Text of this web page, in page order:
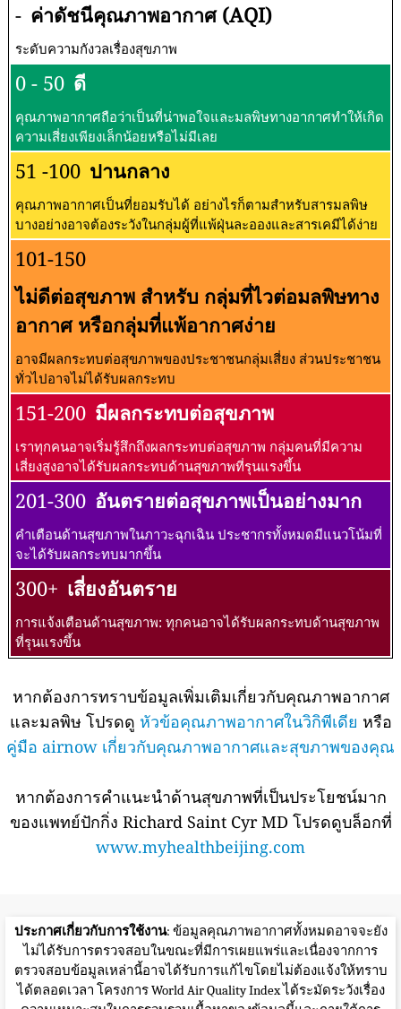
- ค่าดัชนีคุณภาพอากาศ (AQI)
ระดับความกังวลเรื่องสุขภาพ
0 - 50 ดี
คุณภาพอากาศถือว่าเป็นที่น่าพอใจและมลพิษทางอากาศทำให้เกิด
ความเสี่ยงเพียงเล็กน้อยหรือไม่มีเลย
51 -100 ปานกลาง
คุณภาพอากาศเป็นที่ยอมรับได้ อย่างไรก็ตามสำหรับสารมลพิษ
บางอย่างอาจต้องระวังในกลุ่มผู้ที่แพ้ฝุ่นละอองและสารเคมีได้ง่าย
101-150
ไม่ดีต่อสุขภาพ สำหรับ กลุ่มที่ไวต่อมลพิษทาง
อากาศ หรือกลุ่มที่แพ้อากาศง่าย
อาจมีผลกระทบต่อสุขภาพของประชาชนกลุ่มเสี่ยง ส่วนประชาชน
ทั่วไปอาจไม่ได้รับผลกระทบ
151-200 มีผลกระทบต่อสุขภาพ
เราทุกคนอาจเริ่มรู้สึกถึงผลกระทบต่อสุขภาพ กลุ่มคนที่มีความ
เสี่ยงสูงอาจได้รับผลกระทบด้านสุขภาพที่รุนแรงขึ้น
201-300 อันตรายต่อสุขภาพเป็นอย่างมาก
คำเตือนด้านสุขภาพในภาวะฉุกเฉิน ประชากรทั้งหมดมีแนวโน้มที่
จะได้รับผลกระทบมากขึ้น
300+ เสี่ยงอันตราย
การแจ้งเตือนด้านสุขภาพ: ทุกคนอาจได้รับผลกระทบด้านสุขภาพ
ที่รุนแรงขึ้น
หากต้องการทราบข้อมูลเพิ่มเติมเกี่ยวกับคุณภาพอากาศ
และมลพิษ โปรดดู หัวข้อคุณภาพอากาศในวิกิพีเดีย หรือ
คู่มือ airnow เกี่ยวกับคุณภาพอากาศและสุขภาพของคุณ
หากต้องการคำแนะนำด้านสุขภาพที่เป็นประโยชน์มาก
ของแพทย์ปักกิ่ง Richard Saint Cyr MD โปรดดูบล็อกที่
www.myhealthbeijing.com
ประกาศเกี่ยวกับการใช้งาน: ข้อมูลคุณภาพอากาศทั้งหมดอาจจะยัง
ไม่ได้รับการตรวจสอบในขณะที่มีการเผยแพร่และเนื่องจากการ
ตรวจสอบข้อมูลเหล่านี้อาจได้รับการแก้ไขโดยไม่ต้องแจ้งให้ทราบ
ได้ตลอดเวลา โครงการ World Air Quality Index ได้ระมัดระวังเรื่อง